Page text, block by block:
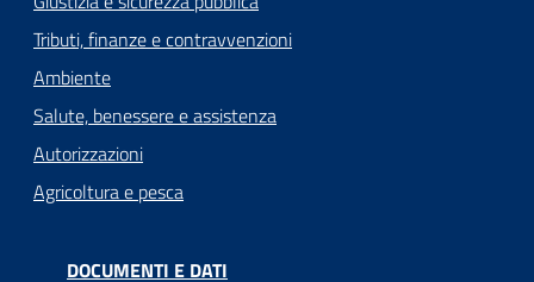
Tributi, finanze e contravvenzioni
Ambiente
Salute, benessere e assistenza
Autorizzazioni
Agricoltura e pesca
DOCUMENTI E DATI